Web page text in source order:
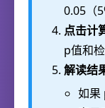
0.05（
点击计
p值和
解读结
如果